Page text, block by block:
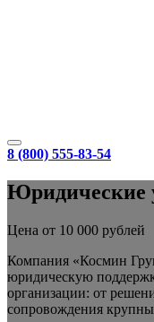
8 (800) 555-83-54
Юридические
Цена от 10 000 рублей
Компания «Космин
юридическую
организации: от
сопровождения